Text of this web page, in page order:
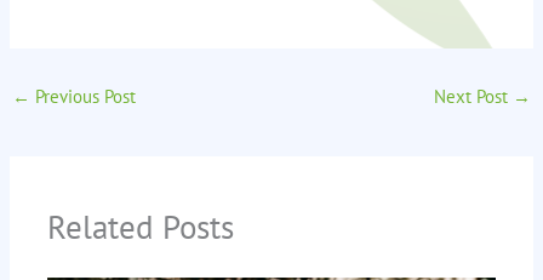
← Previous Post Next Post →
Related Posts